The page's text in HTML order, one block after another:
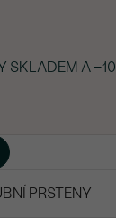
SKLADEM A
PRSTENY